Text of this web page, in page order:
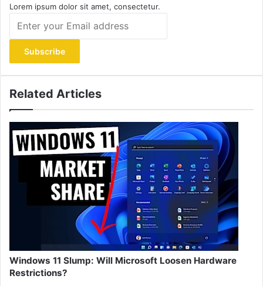
Lorem ipsum dolor sit amet, consectetur.
your
Email
address
Related Articles
Windows 11 Slump: Will Microsoft Loosen Hardware
Restrictions?